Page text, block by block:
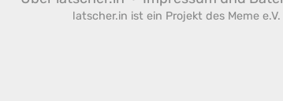
latscher.in ist ein Projekt des Meme e.V.